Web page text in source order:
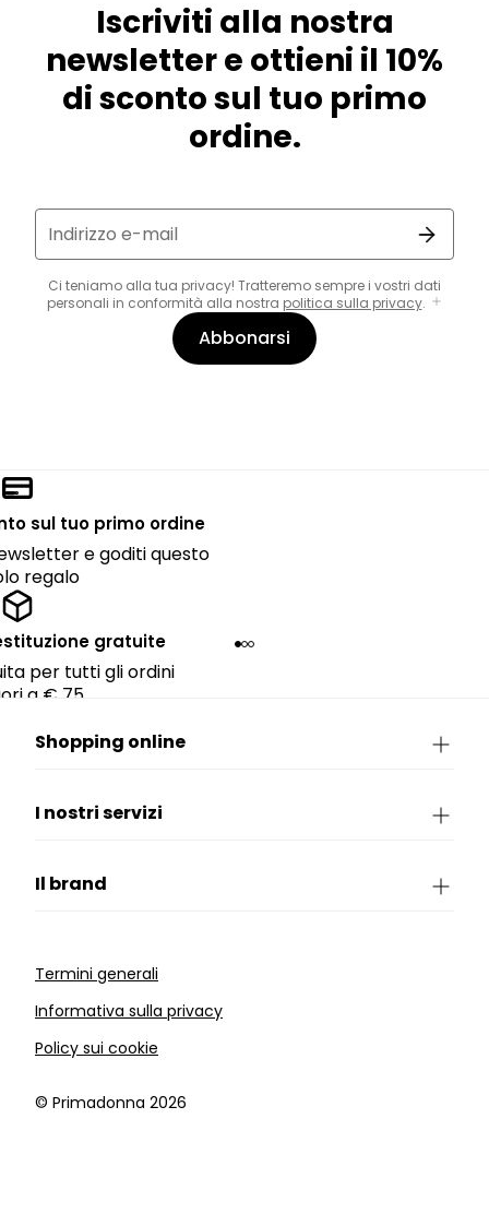
Iscriviti alla nostra
newsletter e ottieni il 10%
di sconto sul tuo primo
ordine.
Indirizzo e-mail
Ci teniamo alla tua privacy! Tratteremo sempre i vostri dati
personali in conformità alla nostra politica sulla privacy.
Abbonarsi
sul tuo primo ordine
e goditi questo
regalo
gratuite
per tutti gli ordini
a € 75.
Shopping online
I nostri servizi
Il brand
Termini generali
Informativa sulla privacy
Policy sui cookie
©️ Primadonna 2026